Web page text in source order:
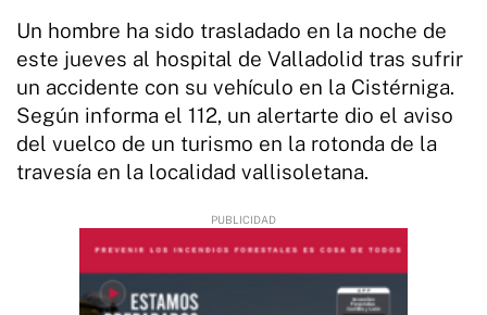
Un hombre ha sido trasladado en la noche de
este jueves al hospital de Valladolid tras sufrir
un accidente con su vehículo en la Cistérniga.
Según informa el 112, un alertarte dio el aviso
del vuelco de un turismo en la rotonda de la
travesía en la localidad vallisoletana.